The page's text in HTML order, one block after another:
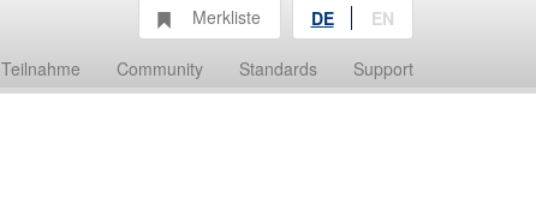
Teilnahme Community Standards Support
Merkliste DE EN